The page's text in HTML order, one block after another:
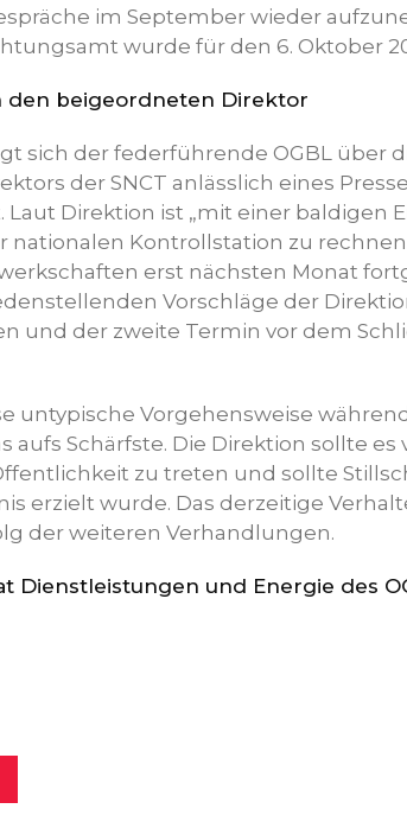
im September wieder
wurde für den 6. Oktober
den beigeordneten Direktor
sich der federführende OGBL über
der SNCT anlässlich eines
Laut Direktion ist „mit einer baldigen
Kontrollstation zu
erst nächsten Monat
Vorschläge der
und der zweite Termin vor dem
untypische Vorgehensweise
aufs Schärfste. Die Direktion sollte
zu treten und sollte
erzielt wurde. Das derzeitige
der weiteren Verhandlungen.
Dienstleistungen und Energie des